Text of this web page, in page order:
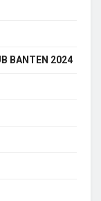
BANTEN 2024